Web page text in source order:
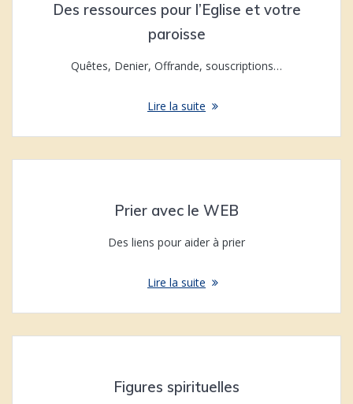
Des ressources pour l’Eglise et votre
paroisse
Quêtes, Denier, Offrande, souscriptions…
Lire la suite
Prier avec le WEB
Des liens pour aider à prier
Lire la suite
Figures spirituelles